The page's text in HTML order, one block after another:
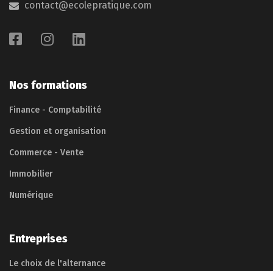
contact@ecolepratique.com
Nos formations
Finance - Comptabilité
Gestion et organisation
Commerce - Vente
Immobilier
Numérique
Entreprises
Le choix de l'alternance